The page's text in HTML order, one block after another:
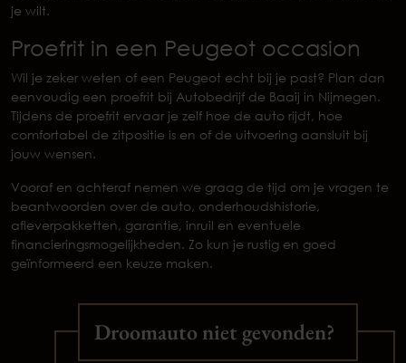
je wilt.
Proefrit in een Peugeot occasion
Wil je zeker weten of een Peugeot echt bij je past? Plan dan
eenvoudig een proefrit bij Autobedrijf de Baaij in Nijmegen.
Tijdens de proefrit ervaar je zelf hoe de auto rijdt, hoe
comfortabel de zitpositie is en of de uitvoering aansluit bij
jouw wensen.
Vooraf en achteraf nemen we graag de tijd om je vragen te
beantwoorden over de auto, onderhoudshistorie,
afleverpakketten, garantie, inruil en eventuele
financieringsmogelijkheden. Zo kun je rustig en goed
geïnformeerd een keuze maken.
Droomauto niet gevonden?